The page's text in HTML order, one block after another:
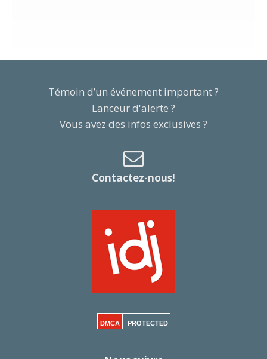
Témoin d’un événement important ?
Lanceur d'alerte ?
Vous avez des infos exclusives ?
Contactez-nous!
DMCA PROTECTED